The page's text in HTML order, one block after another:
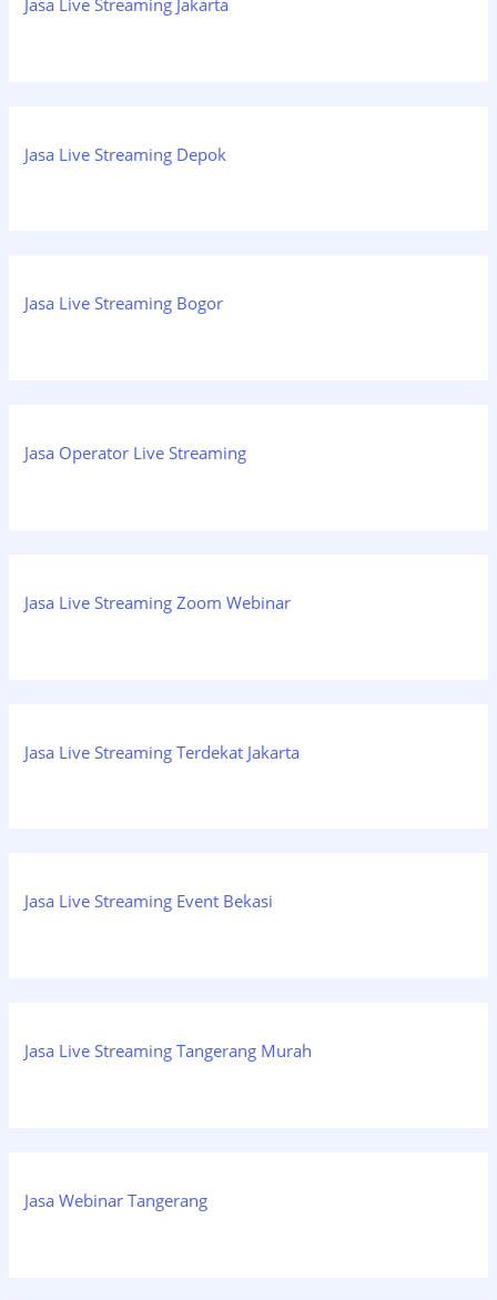
Jasa Live Streaming Depok
Jasa Live Streaming Bogor
Jasa Operator Live Streaming
Jasa Live Streaming Zoom Webinar
Jasa Live Streaming Terdekat Jakarta
Jasa Live Streaming Event Bekasi
Jasa Live Streaming Tangerang Murah
Jasa Webinar Tangerang